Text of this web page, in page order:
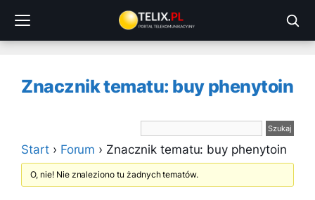
treści
Znacznik tematu: buy phenytoin
Start › Forum › Znacznik tematu: buy phenytoin
O, nie! Nie znaleziono tu żadnych tematów.